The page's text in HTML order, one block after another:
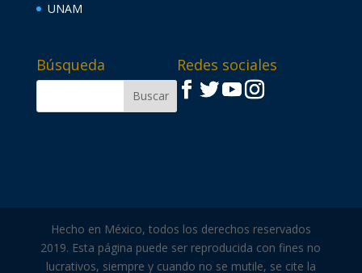
UNAM
Búsqueda Redes sociales
Hecho en México, todos los derechos reservados
2019. Esta página puede ser reproducida con fines no
lucrativos, siempre y cuando no se mutile, se cite la